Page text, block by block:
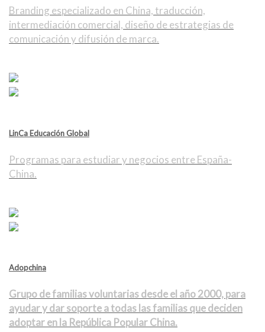
Branding especializado en China, traducción,
intermediación comercial, diseño de estrategias de
comunicación y difusión de marca.
LinCa Educación Global
Programas para estudiar y negocios entre España-
China.
Adopchina
Grupo de familias voluntarias desde el año 2000, para
ayudar y dar soporte a todas las familias que deciden
adoptar en la República Popular China.